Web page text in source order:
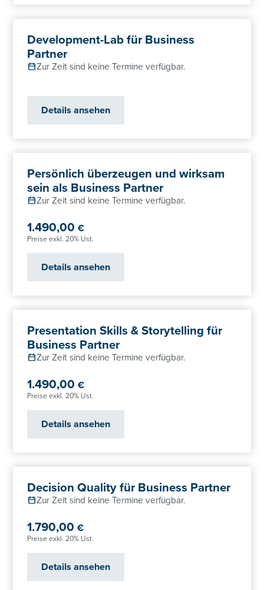
Development-Lab für Business
Partner
Zur Zeit sind keine Termine verfügbar.
Details ansehen
Persönlich überzeugen und wirksam
sein als Business Partner
Zur Zeit sind keine Termine verfügbar.
1.490,00€
Preise exkl. 20% Ust.
Details ansehen
Presentation Skills & Storytelling für
Business Partner
Zur Zeit sind keine Termine verfügbar.
1.490,00€
Preise exkl. 20% Ust.
Details ansehen
Decision Quality für Business Partner
Zur Zeit sind keine Termine verfügbar.
1.790,00€
Preise exkl. 20% Ust.
Details ansehen